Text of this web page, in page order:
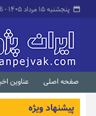
پنجشنبه ۱۵ مرداد ۱۴۰۵ -
صفحه اصلی عناوین
پیشنهاد ویژه